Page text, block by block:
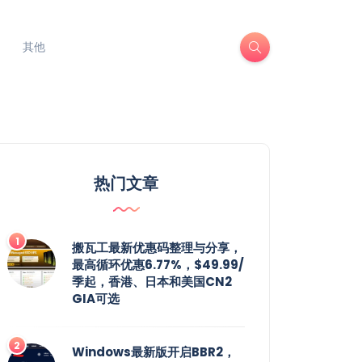
其他
热门文章
搬瓦工最新优惠码整理与分享，
最高循环优惠6.77%，$49.99/
季起，香港、日本和美国CN2
GIA可选
Windows最新版开启BBR2，